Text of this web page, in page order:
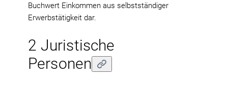
Buchwert Einkommen aus selbstständiger
Erwerbstätigkeit dar.
2 Juristische
Personen